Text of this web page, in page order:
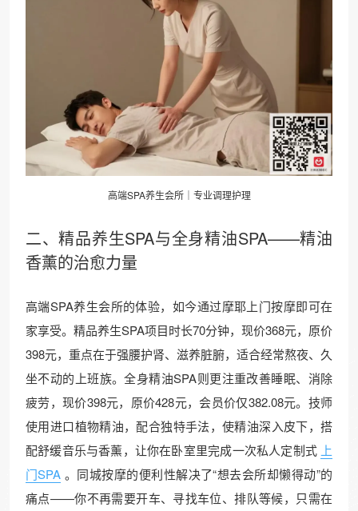
高端SPA养生会所｜专业调理护理
二、精品养生SPA与全身精油SPA——精油
香薰的治愈力量
高端SPA养生会所的体验，如今通过摩耶上门按摩即可在
家享受。精品养生SPA项目时长70分钟，现价368元，原价
398元，重点在于强腰护肾、滋养脏腑，适合经常熬夜、久
坐不动的上班族。全身精油SPA则更注重改善睡眠、消除
疲劳，现价398元，原价428元，会员价仅382.08元。技师
使用进口植物精油，配合独特手法，使精油深入皮下，搭
配舒缓音乐与香薰，让你在卧室里完成一次私人定制式 上
门SPA 。同城按摩的便利性解决了“想去会所却懒得动”的
痛点——你不再需要开车、寻找车位、排队等候，只需在